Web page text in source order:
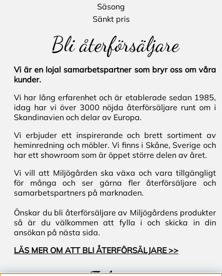
Säsong
Sänkt pris
Bli återförsäljare
Vi är en lojal samarbetspartner som bryr oss om våra
kunder.
Vi har lång erfarenhet och är etablerade sedan 1985,
idag har vi över 3000 nöjda återförsäljare runt om i
Skandinavien och delar av Europa.
Vi erbjuder ett inspirerande och brett sortiment av
heminredning och möbler. Vi finns i Skåne, Sverige och
har ett showroom som är öppet större delen av året.
Vi vill att Miljögården ska växa och vara tillgängligt
för många och ser gärna fler återförsäljare och
samarbetspartners på marknaden.
Önskar du bli återförsäljare av Miljögårdens produkter
så är du välkommen att fylla i och skicka in din
ansökan på nästa sida.
LÄS MER OM ATT BLI ÅTERFÖRSÄLJARE >>